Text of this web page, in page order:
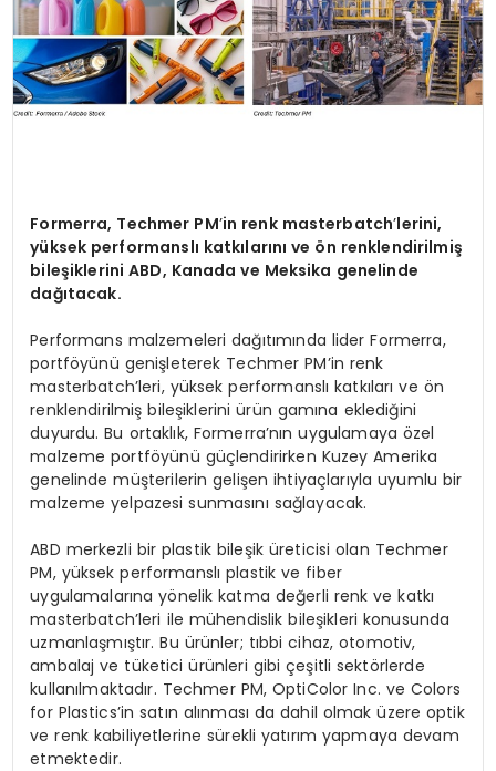
Formerra, Techmer PM’in renk masterbatch’lerini,
yüksek performanslı katkılarını ve ön renklendirilmiş
bileşiklerini ABD, Kanada ve Meksika genelinde
dağıtacak.
Performans malzemeleri dağıtımında lider Formerra,
portföyünü genişleterek Techmer PM’in renk
masterbatch’leri, yüksek performanslı katkıları ve ön
renklendirilmiş bileşiklerini ürün gamına eklediğini
duyurdu. Bu ortaklık, Formerra’nın uygulamaya özel
malzeme portföyünü güçlendirirken Kuzey Amerika
genelinde müşterilerin gelişen ihtiyaçlarıyla uyumlu bir
malzeme yelpazesi sunmasını sağlayacak.
ABD merkezli bir plastik bileşik üreticisi olan Techmer
PM, yüksek performanslı plastik ve fiber
uygulamalarına yönelik katma değerli renk ve katkı
masterbatch’leri ile mühendislik bileşikleri konusunda
uzmanlaşmıştır. Bu ürünler; tıbbi cihaz, otomotiv,
ambalaj ve tüketici ürünleri gibi çeşitli sektörlerde
kullanılmaktadır. Techmer PM, OptiColor Inc. ve Colors
for Plastics’in satın alınması da dahil olmak üzere optik
ve renk kabiliyetlerine sürekli yatırım yapmaya devam
etmektedir.